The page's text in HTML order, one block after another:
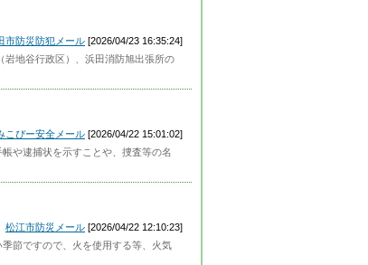
市防災防犯メール [2026/04/23 16:35:24]
岩地谷行政区）、浜田消防旭出張所の
こぴー安全メール [2026/04/22 15:01:02]
や逮捕状を示すことや、捜査等の名
松江市防災メール [2026/04/22 12:10:23]
節ですので、火を使用する等、火気